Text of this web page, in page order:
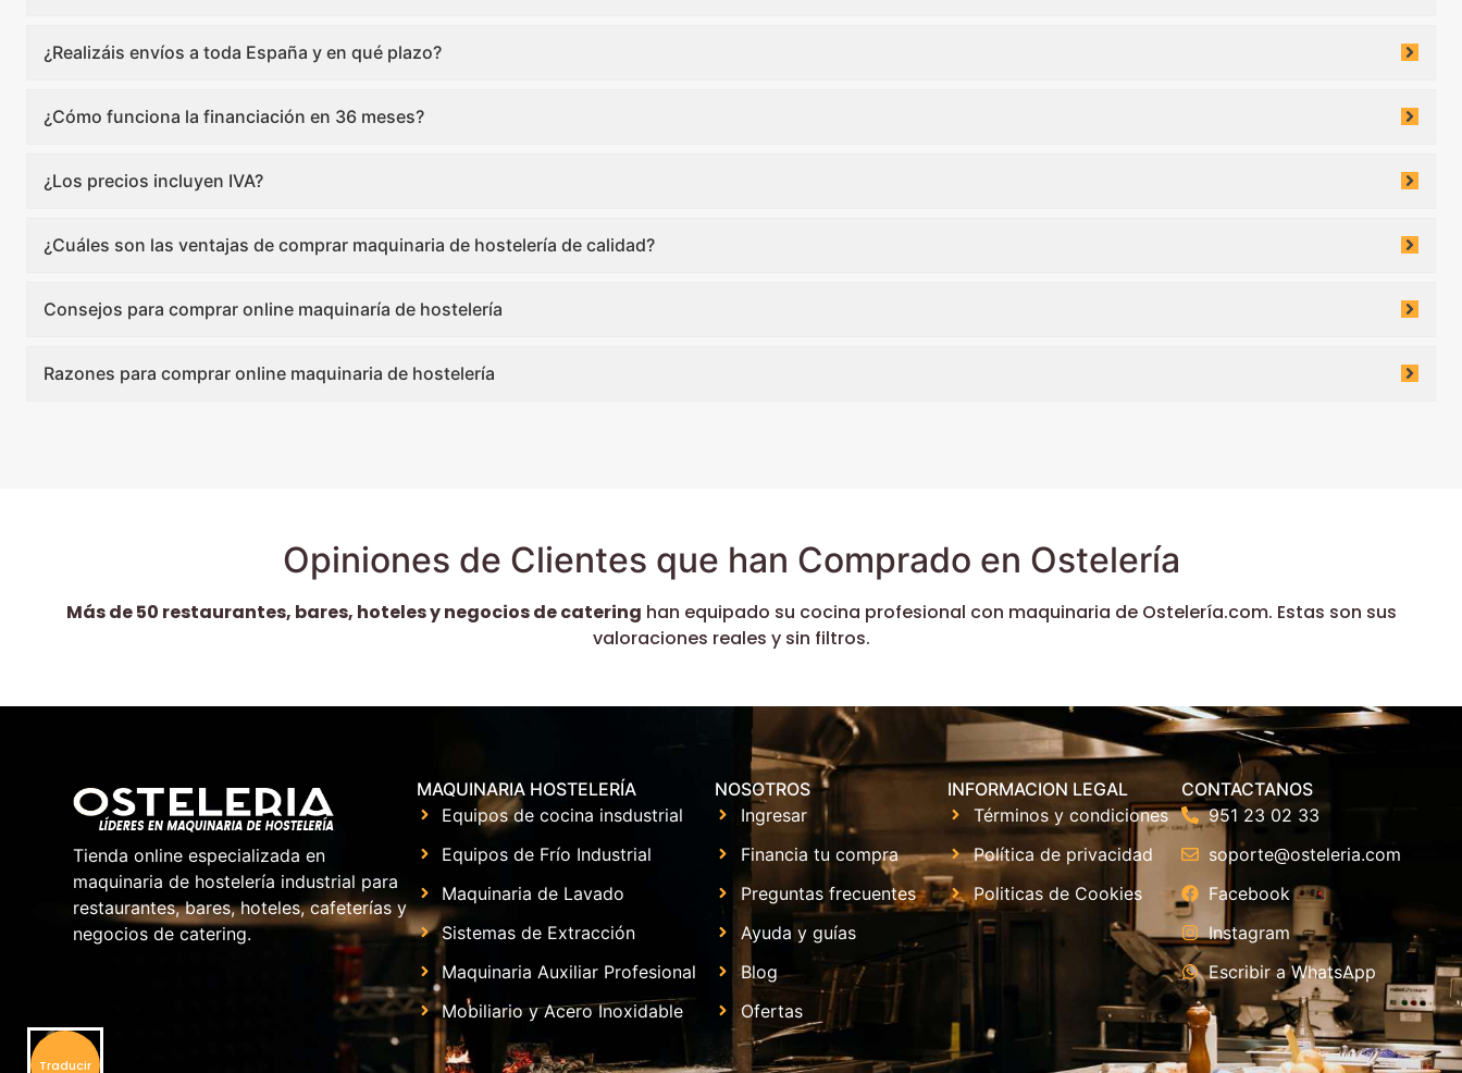
¿Realizáis envíos a toda España y en qué plazo?
¿Cómo funciona la financiación en 36 meses?
¿Los precios incluyen IVA?
¿Cuáles son las ventajas de comprar maquinaria de hostelería de calidad?
Consejos para comprar online maquinaría de hostelería
Razones para comprar online maquinaria de hostelería
Opiniones de Clientes que han Comprado en Ostelería
Más de 50 restaurantes, bares, hoteles y negocios de catering han equipado su cocina profesional con maquinaria de Ostelería.com. Estas son sus
valoraciones reales y sin filtros.
Tienda online especializada en
maquinaria de hostelería industrial para
restaurantes, bares, hoteles, cafeterías y
negocios de catering.
MAQUINARIA HOSTELERÍA
Equipos de cocina insdustrial
Equipos de Frío Industrial
Maquinaria de Lavado
Sistemas de Extracción
Maquinaria Auxiliar Profesional
Mobiliario y Acero Inoxidable
NOSOTROS
Ingresar
Financia tu compra
Preguntas frecuentes
Ayuda y guías
Blog
Ofertas
INFORMACION LEGAL
Términos y condiciones
Política de privacidad
Politicas de Cookies
CONTACTANOS
951 23 02 33
soporte@osteleria.com
Facebook
Instagram
Escribir a WhatsApp
Traducir